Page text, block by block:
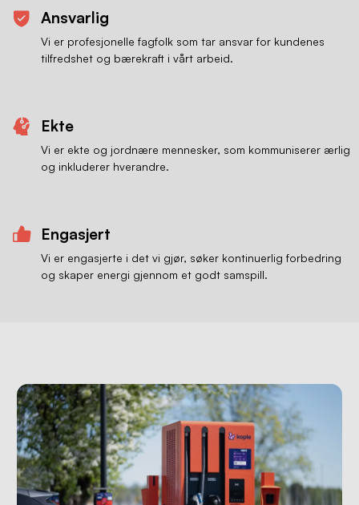
Ansvarlig
Vi er profesjonelle fagfolk som tar ansvar for kundenes
tilfredshet og bærekraft i vårt arbeid.
Ekte
Vi er ekte og jordnære mennesker, som kommuniserer ærlig
og inkluderer hverandre.
Engasjert
Vi er engasjerte i det vi gjør, søker kontinuerlig forbedring
og skaper energi gjennom et godt samspill.